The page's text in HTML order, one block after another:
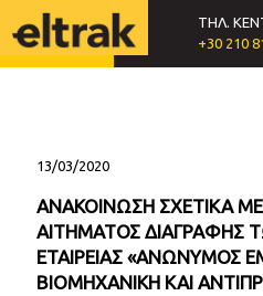
ΤΗΛ.
+30 210
13/03/2020
ΑΝΑΚΟΙΝΩΣΗ ΣΧΕΤΙΚΑ
ΑΙΤΗΜΑΤΟΣ ΔΙΑΓΡΑΦΗΣ
ΕΤΑΙΡΕΙΑΣ «ΑΝΩΝΥΜΟΣ
ΒΙΟΜΗΧΑΝΙΚΗ ΚΑΙ